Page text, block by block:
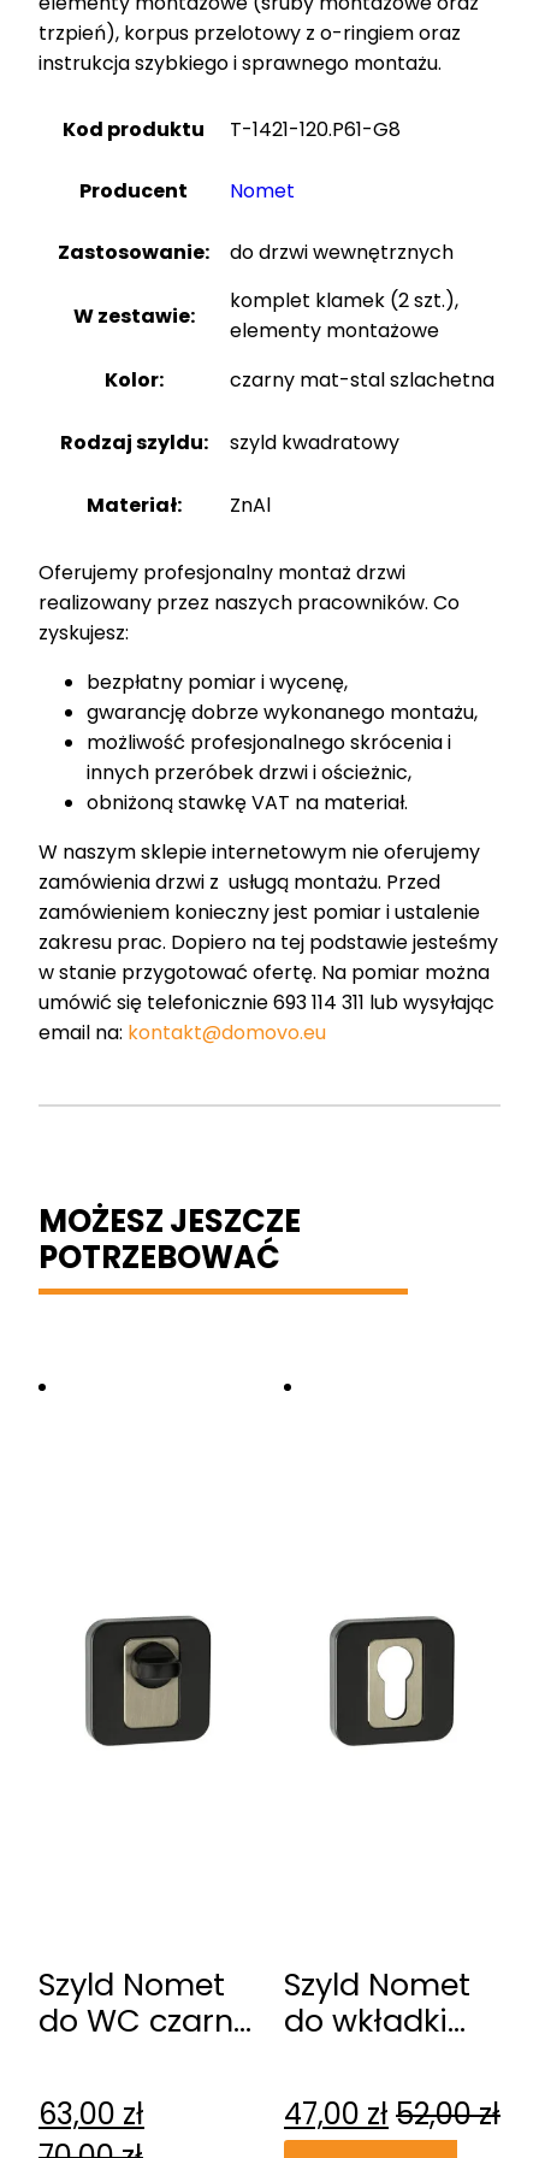
trzpień), korpus przelotowy z o-ringiem oraz
instrukcja szybkiego i sprawnego montażu.
Kod produktu T-1421-120.P61-G8
Producent Nomet
Zastosowanie: do drzwi wewnętrznych
W zestawie:
komplet klamek (2 szt.),
elementy montażowe
Kolor:
czarny mat-stal szlachetna
Rodzaj szyldu: szyld kwadratowy
Materiał: ZnAl
Oferujemy profesjonalny montaż drzwi
realizowany przez naszych pracowników. Co
zyskujesz:
bezpłatny pomiar i wycenę,
gwarancję dobrze wykonanego montażu,
możliwość profesjonalnego skrócenia i
innych przeróbek drzwi i ościeżnic,
obniżoną stawkę VAT na materiał.
W naszym sklepie internetowym nie oferujemy
zamówienia drzwi z usługą montażu. Przed
zamówieniem konieczny jest pomiar i ustalenie
zakresu prac. Dopiero na tej podstawie jesteśmy
w stanie przygotować ofertę. Na pomiar można
umówić się telefonicznie 693 114 311 lub wysyłając
email na: kontakt@domovo.eu
MOŻESZ JESZCZE
POTRZEBOWAĆ
Szyld Nomet
do WC czarny
szlachetna T-
004-120.P61-
63,00 zł
Szyld Nomet
do wkładki
003-120.P61-
G8
47,00 zł 52,00zł